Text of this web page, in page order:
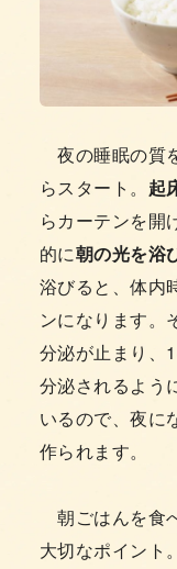
夜の睡眠の質
らスタート。 起
らカーテンを開
的に朝の光を浴
浴びると、体内
ンになります。
分泌が止まり、
分泌されるよう
いるので、夜に
作られます。
朝ごはんを食
大切なポイント